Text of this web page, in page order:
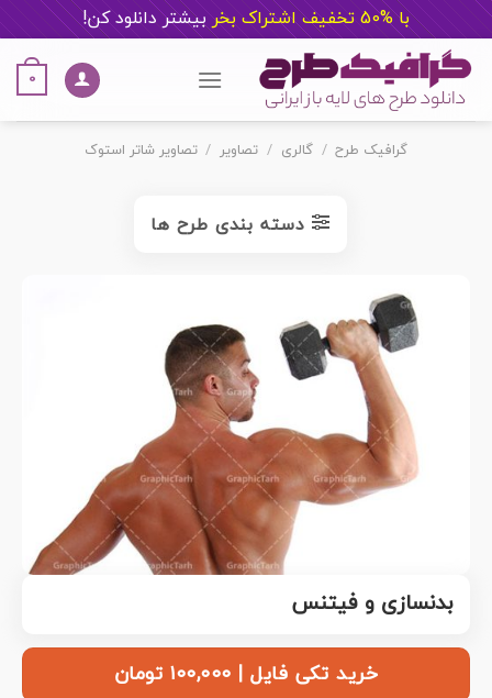
با %50 تخفیف اشتراک بخر بیشتر دانلود کن!
content
0
گرافیک طرح / گالری / تصاویر / تصاویر شاتر استوک
دسته بندی طرح ها
بدنسازی و فیتنس
خرید تکی فایل | ۱۰۰,۰۰۰ تومان